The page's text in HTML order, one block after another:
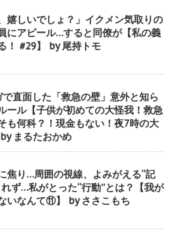
嬉しいでしょ？」イクメン気取りの
にアピール…すると同僚が【私の義
！ #29】 by 尾持トモ
直面した「救急の壁」意外と知ら
ール【子供が初めての大怪我！救急
も何科？！現金もない！夜7時の大
まるたおかめ
焦り…周囲の視線、よみがえる“記
ず…私がとった“行動”とは？【我が
いなんて⑪】 by ささこもち